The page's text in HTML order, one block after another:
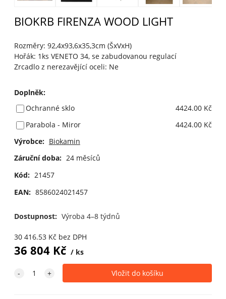
BIOKRB FIRENZA WOOD LIGHT
Rozměry: 92,4x93,6x35,3cm (ŠxVxH)
Hořák: 1ks VENETO 34, se zabudovanou regulací
Zrcadlo z nerezavějící oceli: Ne
Doplněk:
Ochranné sklo
4424.00 Kč
Parabola - Miror
4424.00 Kč
Výrobce: Biokamin
Záruční doba: 24 měsíců
Kód: 21457
EAN: 8586024021457
Dostupnost: Výroba 4–8 týdnů
30 416.53Kč bez DPH
36 804Kč ks